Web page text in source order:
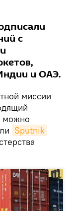
с
и ОАЭ.
миссии
можно
Sputnik